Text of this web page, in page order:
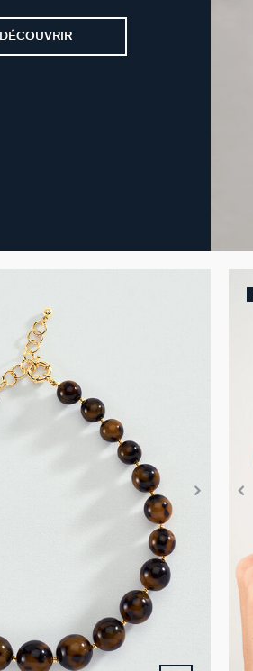
DÉCOUVRIR